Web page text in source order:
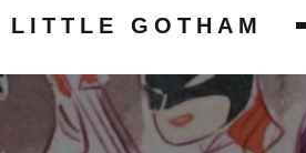
LITTLE GOTHAM